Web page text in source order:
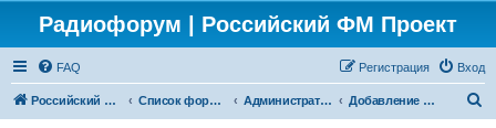
Радиофорум | Российский ФМ Проект
FAQ Вход
Регистрация
Российский ФМ проект Список форумов Администраторский Добавление необходимых разделов